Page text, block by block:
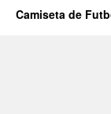
Camiseta de